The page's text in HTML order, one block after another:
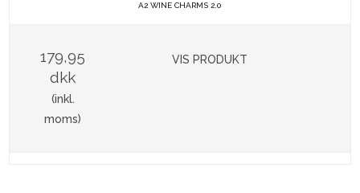
A2 WINE CHARMS 2.0
179,95
dkk
(inkl.
moms)
VIS PRODUKT